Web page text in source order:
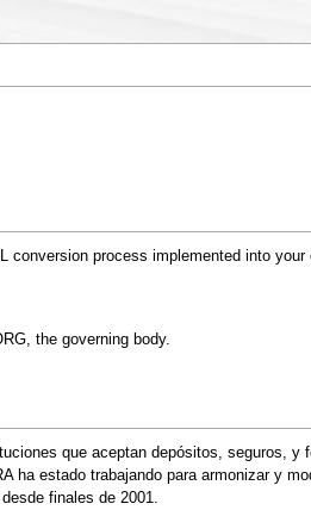
process implemented into
the governing body.
que aceptan depósitos, seguros, y
estado trabajando para armonizar y
finales de 2001.